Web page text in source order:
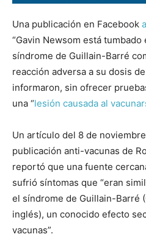
Una publicación en Facebook
“Gavin Newsom está
síndrome de Guillain-Barré
reacción adversa a su dosis
informaron, sin ofrecer
una “lesión causada al
Un artículo del 8 de
publicación anti-vacunas de
reportó que una fuente
sufrió síntomas que “eran
el síndrome de Guillain-Barré
inglés), un conocido efecto
vacunas”.